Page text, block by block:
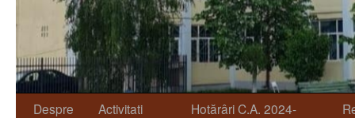
Despre
Activitati
Hotărâri C.A. 2024-